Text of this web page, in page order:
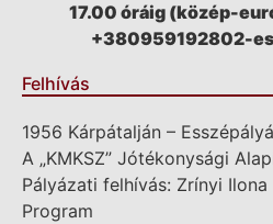
17.00 óráig (közép-
+380959192802-
Felhívás
1956 Kárpátalján –
A „KMKSZ” Jótékonysági
Pályázati felhívás: Zrínyi
Program